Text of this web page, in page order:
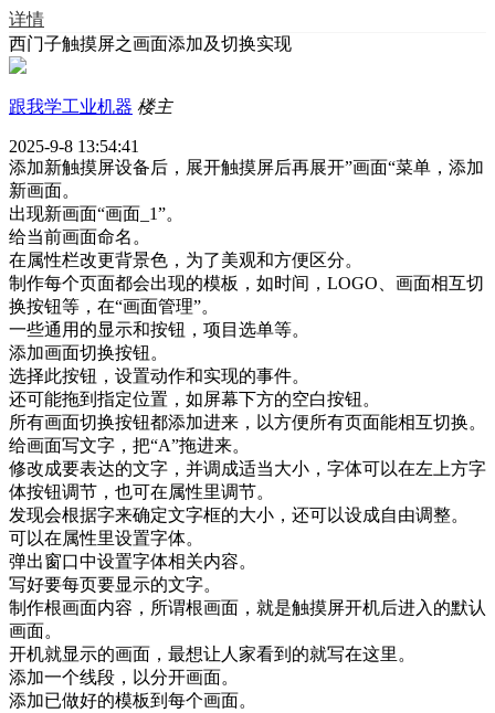
详情
西门子触摸屏之画面添加及切换实现
跟我学工业机器 楼主
2025-9-8 13:54:41
添加新触摸屏设备后，展开触摸屏后再展开”画面“菜单，添加
新画面。
出现新画面“画面_1”。
给当前画面命名。
在属性栏改更背景色，为了美观和方便区分。
制作每个页面都会出现的模板，如时间，LOGO、画面相互切
换按钮等，在“画面管理”。
一些通用的显示和按钮，项目选单等。
添加画面切换按钮。
选择此按钮，设置动作和实现的事件。
还可能拖到指定位置，如屏幕下方的空白按钮。
所有画面切换按钮都添加进来，以方便所有页面能相互切换。
给画面写文字，把“A”拖进来。
修改成要表达的文字，并调成适当大小，字体可以在左上方字
体按钮调节，也可在属性里调节。
发现会根据字来确定文字框的大小，还可以设成自由调整。
可以在属性里设置字体。
弹出窗口中设置字体相关内容。
写好要每页要显示的文字。
制作根画面内容，所谓根画面，就是触摸屏开机后进入的默认
画面。
开机就显示的画面，最想让人家看到的就写在这里。
添加一个线段，以分开画面。
添加已做好的模板到每个画面。